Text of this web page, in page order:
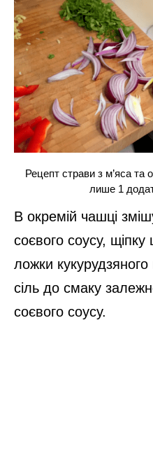
Рецепт страви з м’яса та
лише 1
В окремій чашці
соєвого соусу, щіпку
ложки
сіль до смаку
соєвого соусу.